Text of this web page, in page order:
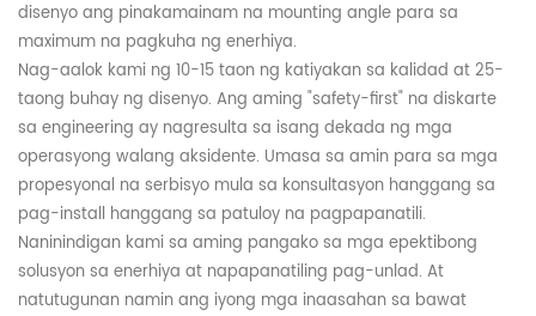
disenyo ang pinakamainam na mounting angle para sa
maximum na pagkuha ng enerhiya.
Nag-aalok kami ng 10-15 taon ng katiyakan sa kalidad at 25-
taong buhay ng disenyo. Ang aming "safety-first" na diskarte
sa engineering ay nagresulta sa isang dekada ng mga
operasyong walang aksidente. Umasa sa amin para sa mga
propesyonal na serbisyo mula sa konsultasyon hanggang sa
pag-install hanggang sa patuloy na pagpapanatili.
Naninindigan kami sa aming pangako sa mga epektibong
solusyon sa enerhiya at napapanatiling pag-unlad. At
natutugunan namin ang iyong mga inaasahan sa bawat